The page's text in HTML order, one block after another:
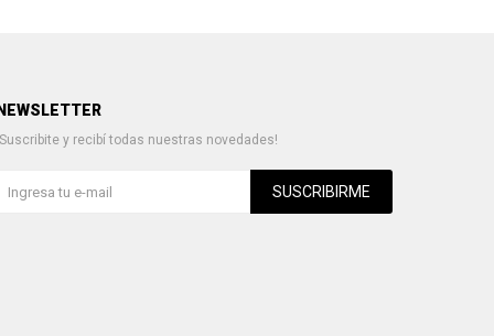
y recibí todas nuestras novedades!
SUSCRIBIRME